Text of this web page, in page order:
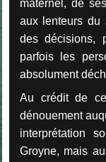
maternel, de
aux lenteurs du
des décisions,
parfois les
absolument
Au crédit de
dénouement
interprétation
Groyne, mais